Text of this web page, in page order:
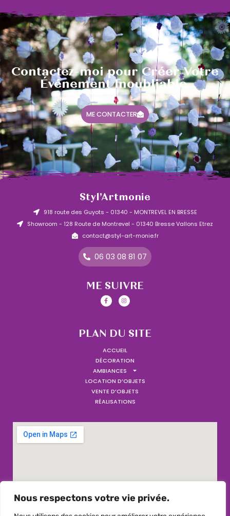
Nous respectons votre vie privée.
Contactez-moi pour Créer Votre
Événement Inoubliable.
ME CONTACTER
Styl’Artmonie
918 route des Guyots - 01340 - MONTREVEL EN BRESSE
Showroom - 128 Route de Montrevel - 01340 Bresse Vallons Etrez
contact@styl-art-monie.fr
06 03 08 81 07
ME SUIVRE
PLAN DU SITE
ACCUEIL
DÉCORATION
AMBIANCES
LOCATION D’OBJETS
VENTE D’OBJETS
RÉALISATIONS